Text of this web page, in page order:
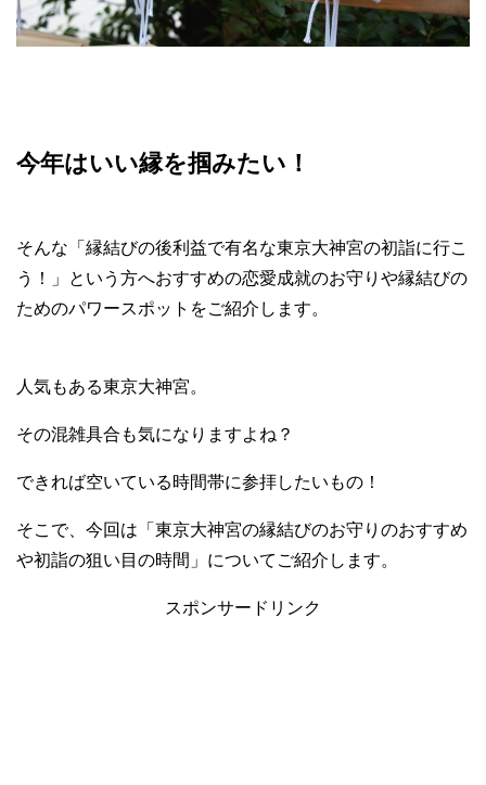
今年はいい縁を掴みたい！
そんな「縁結びの後利益で有名な東京大神宮の初詣に行こ
う！」という方へおすすめの恋愛成就のお守りや縁結びの
ためのパワースポットをご紹介します。
人気もある東京大神宮。
その混雑具合も気になりますよね？
できれば空いている時間帯に参拝したいもの！
そこで、今回は「東京大神宮の縁結びのお守りのおすすめ
や初詣の狙い目の時間」についてご紹介します。
スポンサードリンク